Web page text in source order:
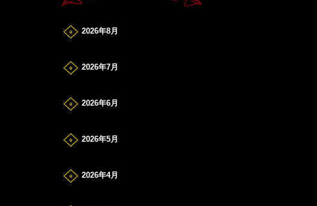
2026年8月
2026年7月
2026年6月
2026年5月
2026年4月